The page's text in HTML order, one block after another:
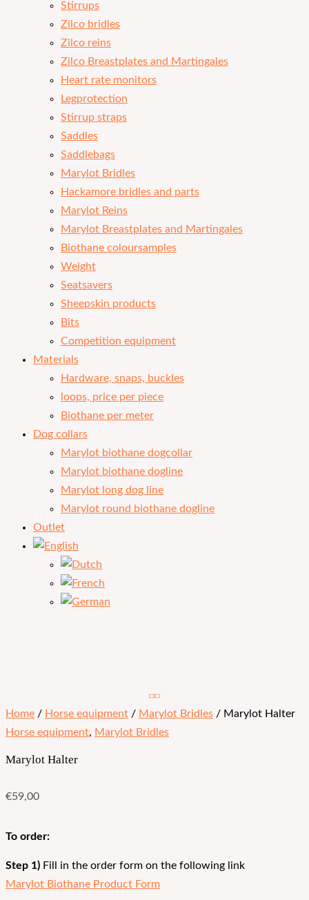
Stirrups
Zilco bridles
Zilco reins
Zilco Breastplates and Martingales
Heart rate monitors
Legprotection
Stirrup straps
Saddles
Saddlebags
Marylot Bridles
Hackamore bridles and parts
Marylot Reins
Marylot Breastplates and Martingales
Biothane coloursamples
Weight
Seatsavers
Sheepskin products
Bits
Competition equipment
Materials
Hardware, snaps, buckles
loops, price per piece
Biothane per meter
Dog collars
Marylot biothane dogcollar
Marylot biothane dogline
Marylot long dog line
Marylot round biothane dogline
Outlet
Home / Horse equipment / Marylot Bridles / Marylot Halter
Horse equipment, Marylot Bridles
Marylot Halter
€59,00
To order:
Step 1) Fill in the order form on the following link
Marylot Biothane Product Form